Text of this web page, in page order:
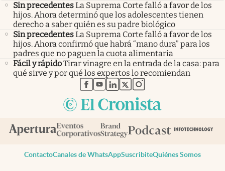
Sin precedentesLa Suprema Corte falló a favor de los
hijos. Ahora determinó que los adolescentes tienen
derecho a saber quién es su padre biológico
Sin precedentesLa Suprema Corte falló a favor de los
hijos. Ahora confirmó que habrá “mano dura” para los
padres que no paguen la cuota alimentaria
Fácil y rápidoTirar vinagre en la entrada de la casa: para
qué sirve y por qué los expertos lo recomiendan
abre en nueva pestaña
abre en nueva pestaña
abre en nueva pestaña
abre en nueva pestaña
abre en nueva pestaña
ContactoCanales de WhatsAppSuscribiteQuiénes Somos